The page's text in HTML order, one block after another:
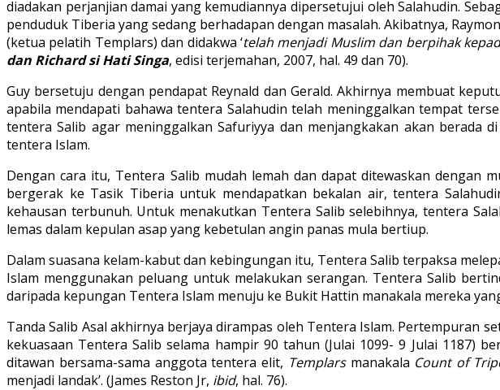
diadakan perjanjian damai yang kemudiannya dipersetujui oleh Salahudin.
penduduk Tiberia yang sedang berhadapan dengan masalah. Akibatnya,
(ketua pelatih Templars) dan didakwa ‘telah menjadi Muslim dan berpihak
dan Richard si Hati Singa, edisi terjemahan, 2007, hal. 49 dan 70).
Guy bersetuju dengan pendapat Reynald dan Gerald. Akhirnya membuat
apabila mendapati bahawa tentera Salahudin telah meninggalkan tempat
tentera Salib agar meninggalkan Safuriyya dan menjangkakan akan berada
tentera Islam.
Dengan cara itu, Tentera Salib mudah lemah dan dapat ditewaskan
bergerak ke Tasik Tiberia untuk mendapatkan bekalan air, tentera
kehausan terbunuh. Untuk menakutkan Tentera Salib selebihnya, tentera
lemas dalam kepulan asap yang kebetulan angin panas mula bertiup.
Dalam suasana kelam-kabut dan kebingungan itu, Tentera Salib terpaksa
Islam menggunakan peluang untuk melakukan serangan. Tentera Salib
daripada kepungan Tentera Islam menuju ke Bukit Hattin manakala mereka
Tanda Salib Asal akhirnya berjaya dirampas oleh Tentera Islam. Pertempuran
kekuasaan Tentera Salib selama hampir 90 tahun (Julai 1099- 9 Julai 1187)
ditawan bersama-sama anggota tentera elit, Templarsmanakala Count of
menjadi landak’. (James Reston Jr, ibid, hal. 76).